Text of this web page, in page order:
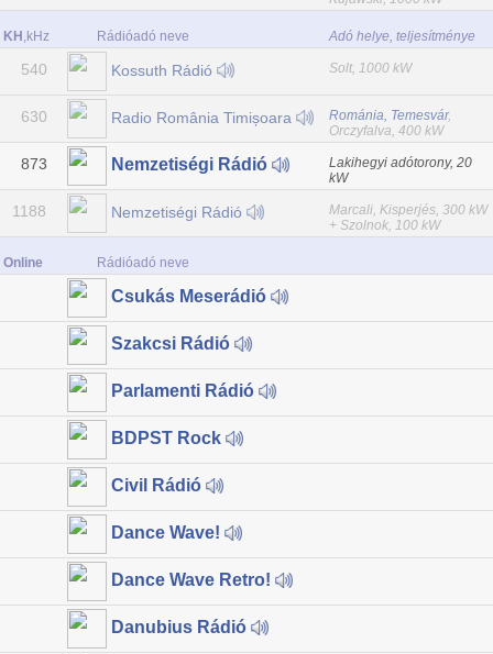
KH ,kHz Rádióadó neve Adó helye, teljesítménye
540 Kossuth Rádió Solt, 1000 kW
630 Radio România Timișoara Románia, Temesvár,
Orczyfalva, 400 kW
873 Nemzetiségi Rádió
Lakihegyi adótorony, 20
kW
1188 Nemzetiségi Rádió
Marcali, Kisperjés, 300 kW
+ Szolnok, 100 kW
Online Rádióadó neve
Csukás Meserádió
Szakcsi Rádió
Parlamenti Rádió
BDPST Rock
Civil Rádió
Dance Wave!
Dance Wave Retro!
Danubius Rádió